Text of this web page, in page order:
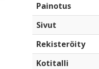
Painotus
Sivut
Rekisteröity
Kotitalli